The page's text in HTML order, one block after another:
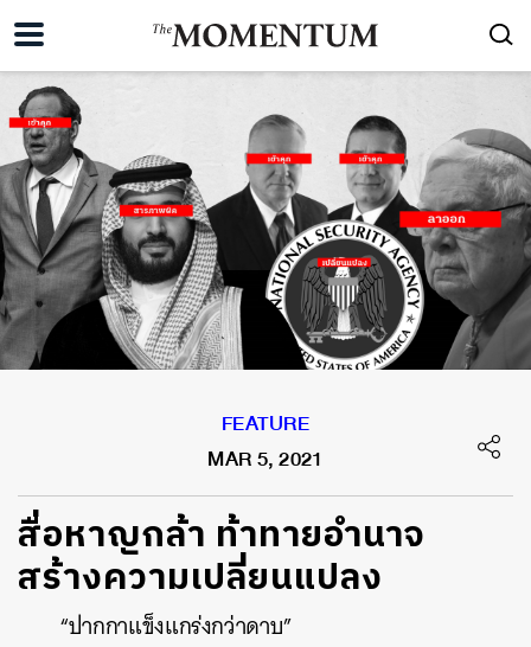
FEATURE
MAR 5, 2021
สื่อหาญกล้า ท้าทายอำนาจ
สร้างความเปลี่ยนแปลง
“ปากกาแข็งแกร่งกว่าดาบ”